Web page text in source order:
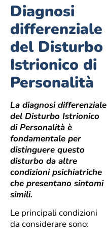
Diagnosi
differenziale
del Disturbo
Istrionico di
Personalità
La diagnosi differenziale
del Disturbo Istrionico
di Personalità è
fondamentale per
distinguere questo
disturbo da altre
condizioni psichiatriche
che presentano sintomi
simili.
Le principali condizioni
da considerare sono: